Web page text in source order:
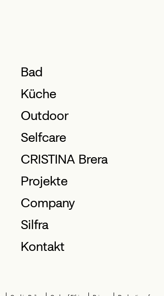
Bad
Küche
Outdoor
Selfcare
CRISTINA Brera
Projekte
Company
Silfra
Kontakt